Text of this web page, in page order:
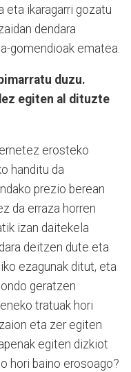
eta ikaragarri gozatu
dendara
gomendioak ematea.
duzu.
egiten al dituzte
erosteko
handitu da
prezio berean
da erraza horren
izan daitekela
deitzen dute eta
ezagunak ditut, eta
geratzen
tratuak hori
eta zer egiten
egiten dizkiot
hori baino erosoago?